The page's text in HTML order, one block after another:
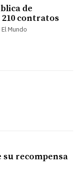
de
contratos
Mundo
recompensa